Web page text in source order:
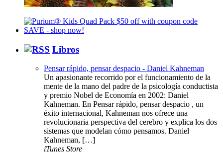
Libros
Pensar rápido, pensar despacio - Daniel Kahneman
Un apasionante recorrido por el funcionamiento de la
mente de la mano del padre de la psicología conductista
y premio Nobel de Economía en 2002: Daniel
Kahneman. En Pensar rápido, pensar despacio , un
éxito internacional, Kahneman nos ofrece una
revolucionaria perspectiva del cerebro y explica los dos
sistemas que modelan cómo pensamos. Daniel
Kahneman, […]
iTunes Store